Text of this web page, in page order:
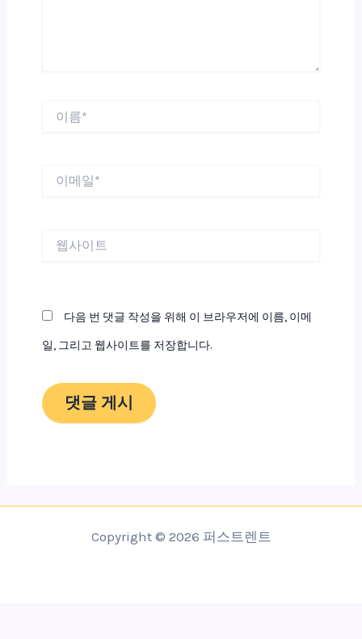
다음 번 댓글 작성을 위해 이 브라우저에 이름, 이메
일, 그리고 웹사이트를 저장합니다.
Copyright © 2026 퍼스트렌트